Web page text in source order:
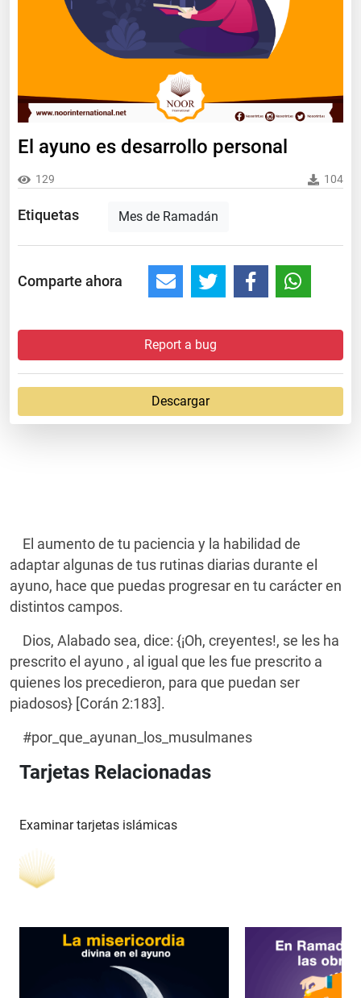
El ayuno es desarrollo personal
129 104
Etiquetas Mes de Ramadán
Comparte ahora
Report a bug
Descargar
El aumento de tu paciencia y la habilidad de
adaptar algunas de tus rutinas diarias durante el
ayuno, hace que puedas progresar en tu carácter en
distintos campos.
Dios, Alabado sea, dice: {¡Oh, creyentes!, se les ha
prescrito el ayuno , al igual que les fue prescrito a
quienes los precedieron, para que puedan ser
piadosos} [Corán 2:183].
#por_que_ayunan_los_musulmanes
Tarjetas Relacionadas
Examinar tarjetas islámicas